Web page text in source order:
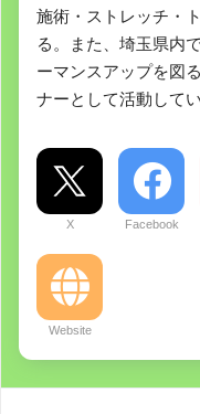
施術・ストレッチ・
る。また、埼玉県内
ーマンスアップを図
ナーとして活動してい
X Facebook
Website